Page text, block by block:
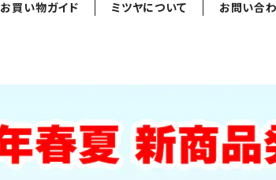
お買い物ガイド ミツヤについて お問い合